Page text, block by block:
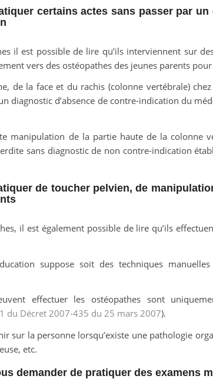
certains actes sans passer par un
il est possible de lire qu’ils interviennent sur
vers des ostéopathes des jeunes parents
de la face et du rachis (colonne vertébrale)
diagnostic d’absence de contre-indication du
manipulation de la partie haute de la colonne
sans diagnostic de non contre-indication
de toucher pelvien, de
il est également possible de lire qu’ils
suppose soit des techniques
effectuer les ostéopathes sont
du Décret 2007-435 du 25 mars 2007).
sur la personne lorsqu’existe une pathologie
etc.
demander de pratiquer des examens